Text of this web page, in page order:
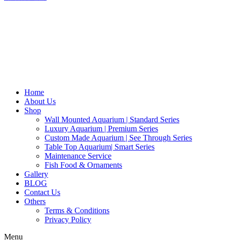
Home
About Us
Shop
Wall Mounted Aquarium | Standard Series
Luxury Aquarium | Premium Series
Custom Made Aquarium | See Through Series
Table Top Aquarium| Smart Series
Maintenance Service
Fish Food & Ornaments
Gallery
BLOG
Contact Us
Others
Terms & Conditions
Privacy Policy
Menu